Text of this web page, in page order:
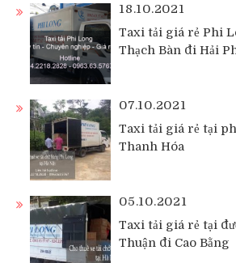
18.10.2021
Taxi tải giá rẻ Phi
Thạch Bàn đi Hải
07.10.2021
Taxi tải giá rẻ tại
Thanh Hóa
05.10.2021
Taxi tải giá rẻ tại
Thuận đi Cao Bằng